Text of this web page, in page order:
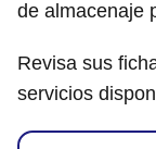
de almacenaje
Revisa sus
servicios